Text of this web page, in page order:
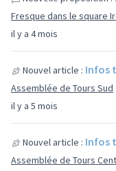
il y a 4 mois
Fresque dans le square
il y a 5 mois
Nouvel article : Infos
Assemblée de Tours Sud
Nouvel article : Infos
Assemblée de Tours